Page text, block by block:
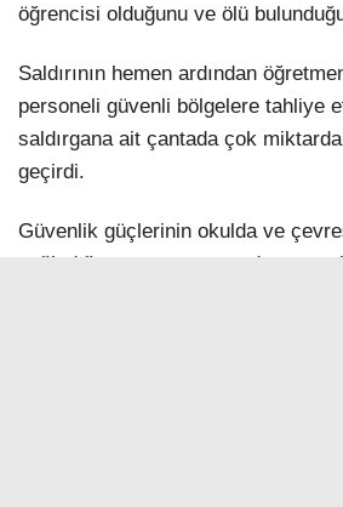
öğrencisi olduğunu ve ölü
Saldırının hemen ardından
personeli güvenli bölgelere tahliye
saldırgana ait çantada çok
geçirdi.
Güvenlik güçlerinin okulda ve
sağladığı, soruşturmanın devam